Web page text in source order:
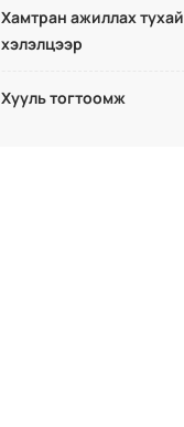
Хамтран ажиллах тухай
хэлэлцээр
Хууль тогтоомж